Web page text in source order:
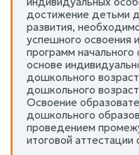
достижение детьми
развития,
успешного освоения
программ
основе
дошкольного
дошкольного
Освоение
дошкольного
проведением
итоговой